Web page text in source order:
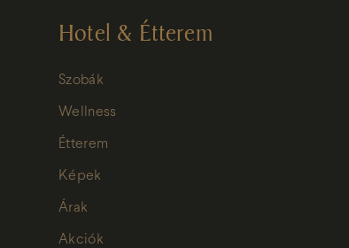
Hotel & Étterem
Szobák
Wellness
Étterem
Képek
Árak
Akciók